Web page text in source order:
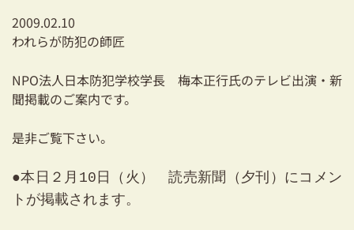
耐震対策も安心の家づくり
リフォーム・リノベーションをお考えの方
ショールーム
2009.02.10
われらが防犯の師匠
NPO法人日本防犯学校学長 梅本正行氏のテレビ出演・新
聞掲載のご案内です。
是非ご覧下さい。
●本日２月10日（火） 読売新聞（夕刊）にコメン
トが掲載されます。